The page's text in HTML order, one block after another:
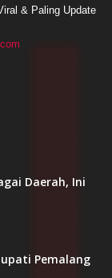
& Paling Update
Daerah, Ini
Pemalang